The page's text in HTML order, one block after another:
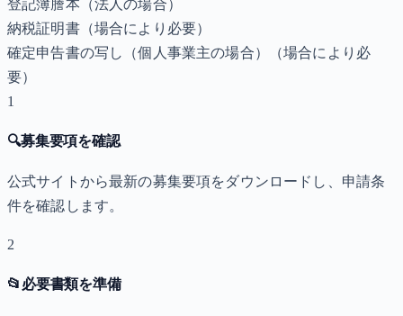
登記簿謄本（法人の場合）
納税証明書（場合により必要）
確定申告書の写し（個人事業主の場合）
（場合により必
要）
1
🔍募集要項を確認
公式サイトから最新の募集要項をダウンロードし、申請条
件を確認します。
2
📂 必要書類を準備